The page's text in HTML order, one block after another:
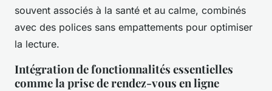
souvent associés à la santé et au calme, combinés
avec des polices sans empattements pour optimiser
la lecture.
Intégration de fonctionnalités essentielles
comme la prise de rendez-vous en ligne